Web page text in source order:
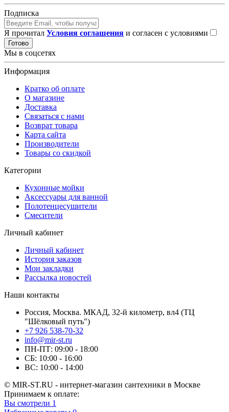
Подписка
Я прочитал Условия соглашения и согласен с условиями
Готово
Мы в соцсетях
Информация
Кратко об оплате
О магазине
Доставка
Связаться с нами
Возврат товара
Карта сайта
Производители
Товары со скидкой
Категории
Кухонные мойки
Аксессуары для ванной
Полотенцесушители
Смесители
Личный кабинет
Личный кабинет
История заказов
Мои закладки
Рассылка новостей
Наши контакты
Россия, Москва. МКАД, 32-й километр, вл4 (ТЦ
"Шёлковый путь")
+7 926 538-70-32
info@mir-st.ru
ПН-ПТ: 09:00 - 18:00
СБ: 10:00 - 16:00
ВС: 10:00 - 14:00
© MIR-ST.RU - интернет-магазин сантехники в Москве
Принимаем к оплате:
Вы смотрели 1